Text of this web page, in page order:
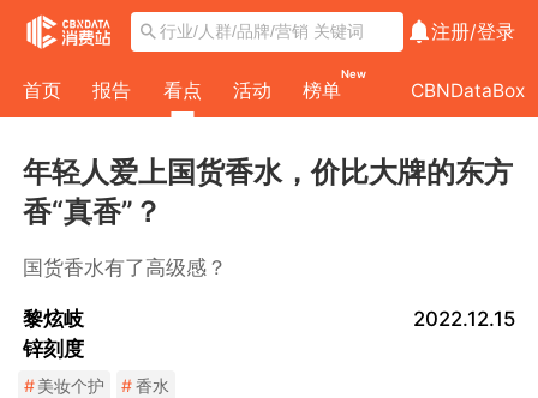
注册/登录
首页 报告 看点 活动 榜单
New
CBNDataBox
年轻人爱上国货香水，价比大牌的东方
香“真香”？
国货香水有了高级感？
黎炫岐
锌刻度
2022.12.15
#美妆个护 #香水